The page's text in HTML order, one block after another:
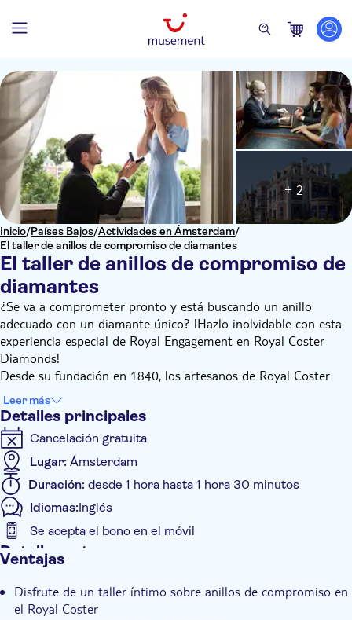
Inicio/Países Bajos/Actividades en Ámsterdam/
El taller de anillos de compromiso de diamantes
El taller de anillos de compromiso de
diamantes
+ 2
¿Se va a comprometer pronto y está buscando un anillo
adecuado con un diamante único? ¡Hazlo inolvidable con esta
experiencia especial de Royal Engagement en Royal Coster
Diamonds!
Desde su fundación en 1840, los artesanos de Royal Coster
han creado diamantes preciosos para la realeza de todo el
mundo. Admirará todo tipo de anillos de compromiso,
aprenderá sobre las diferentes técnicas de corte y cómo se
clasifica un diamante, y será testigo de primera mano de cómo
nuestros artesanos cortan y pulen las piedras en bruto para
convertirlas en diamantes brillantes. Por supuesto, puedes
probarlos todos.
Mientras los orfebres se aseguran de que el diamante esté
engastado y el anillo ajustado inmediatamente, usted podrá
disfrutar de una copa de champán. Entonces, si está buscando
una propuesta de matrimonio única o una sorpresa de
manera de hacerlo.
Leer más
Detalles principales
Cancelación gratuita
Lugar: Ámsterdam
Duración: desde 1 hora hasta 1 hora 30 minutos
Idiomas:Inglés
Se acepta el bono en el móvil
Detalles extra
Grupo privado
Ventajas
Disfrute de un taller íntimo sobre anillos de compromiso en
el Royal Coster